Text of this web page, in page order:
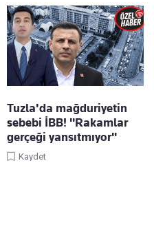
Tuzla'da mağduriyetin
sebebi İBB! "Rakamlar
gerçeği yansıtmıyor"
Kaydet